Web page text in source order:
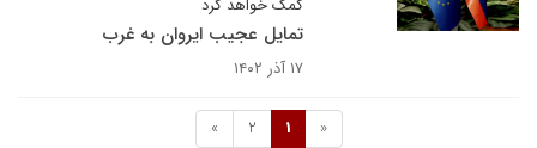
کمک خواهد کرد
تمایل عجیب ایروان به غرب
۱۷ آذر ۱۴۰۲
«
1
2
»